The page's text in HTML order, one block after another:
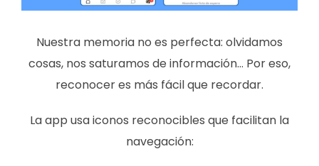
Nuestra memoria no es perfecta: olvidamos
cosas, nos saturamos de información… Por eso,
reconocer es más fácil que recordar.
La app usa iconos reconocibles que facilitan la
navegación: